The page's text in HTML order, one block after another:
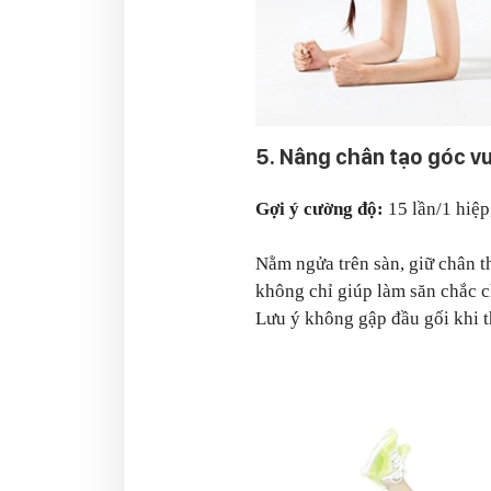
5. Nâng chân tạo góc
Gợi ý cường độ: 15 lần/1
Nằm ngửa trên sàn, giữ chân
không chỉ giúp làm săn chắc
Lưu ý không gập đầu gối khi